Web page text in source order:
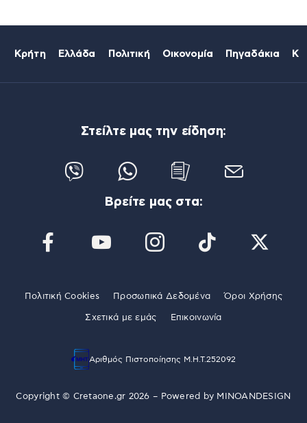
Κρήτη Ελλάδα Πολιτική Οικονομία Πηγαδάκια
Στείλτε μας την είδηση:
Βρείτε μας στα:
Πολιτική Cookies Προσωπικά Δεδομένα Όροι Χρήσης
Σχετικά με εμάς Επικοινωνία
Αριθμός Πιστοποίησης Μ.Η.Τ.252092
Copyright © Cretaone.gr 2026 – Powered by MINOANDESIGN